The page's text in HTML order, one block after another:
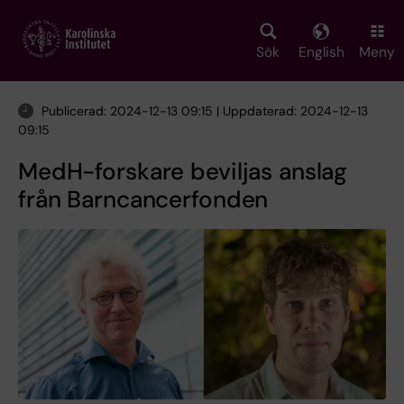
main
Sök English Meny
Publicerad: 2024-12-13 09:15 | Uppdaterad: 2024-12-13
09:15
MedH-forskare beviljas anslag
från Barncancerfonden